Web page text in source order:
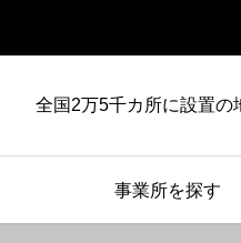
全国2万5千カ所に設置の
事業所を探す